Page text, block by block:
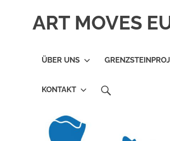
ART MOVES
ÜBER UNS
KONTAKT